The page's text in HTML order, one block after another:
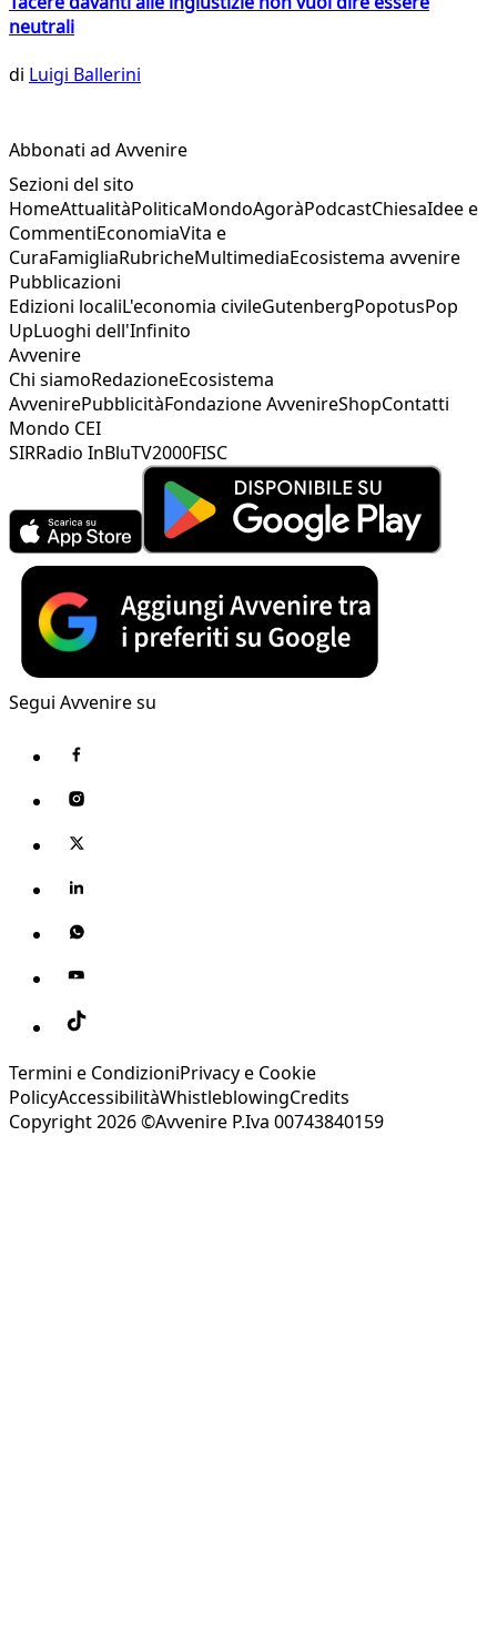
neutrali
di Luigi Ballerini
Abbonati ad Avvenire
Sezioni del sito
HomeAttualitàPoliticaMondoAgoràPodcastChiesaIdee e
CommentiEconomiaVita e
CuraFamigliaRubricheMultimediaEcosistema avvenire
Pubblicazioni
Edizioni localiL'economia civileGutenbergPopotusPop
UpLuoghi dell'Infinito
Avvenire
Chi siamoRedazioneEcosistema
AvvenirePubblicitàFondazione AvvenireShopContatti
Mondo CEI
SIRRadio InBluTV2000FISC
Segui Avvenire su
Termini e CondizioniPrivacy e Cookie
PolicyAccessibilitàWhistleblowingCredits
Copyright 2026 ©Avvenire P.Iva 00743840159